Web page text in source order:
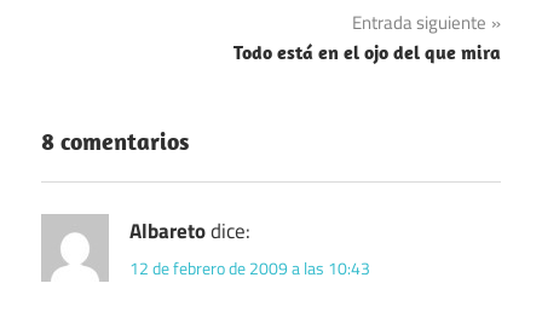
Entrada siguiente
Todo está en el ojo del que mira
8 comentarios
Albaretodice:
12 de febrero de 2009 a las 10:43